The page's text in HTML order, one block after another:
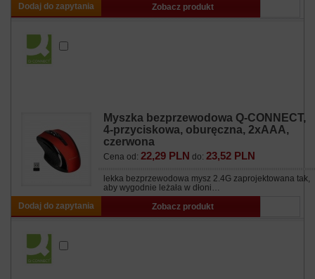
Dodaj do zapytania
Zobacz produkt
Myszka bezprzewodowa Q-CONNECT,
4-przyciskowa, oburęczna, 2xAAA,
czerwona
Cena od: 22,29 PLN do: 23,52 PLN
lekka bezprzewodowa mysz 2.4G zaprojektowana tak,
aby wygodnie leżała w dłoni…
Dodaj do zapytania
Zobacz produkt